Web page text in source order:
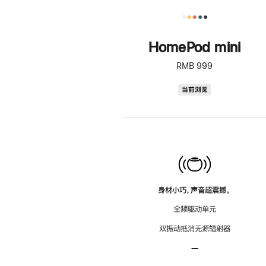
HomePod mini
RMB 999
当前浏览
身材小巧，声音超震撼。
全频驱动单元
双振动抵消无源辐射器
—